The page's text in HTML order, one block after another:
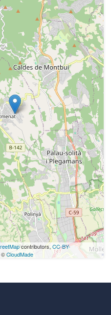
contributors, CC-BY-
©CloudMade